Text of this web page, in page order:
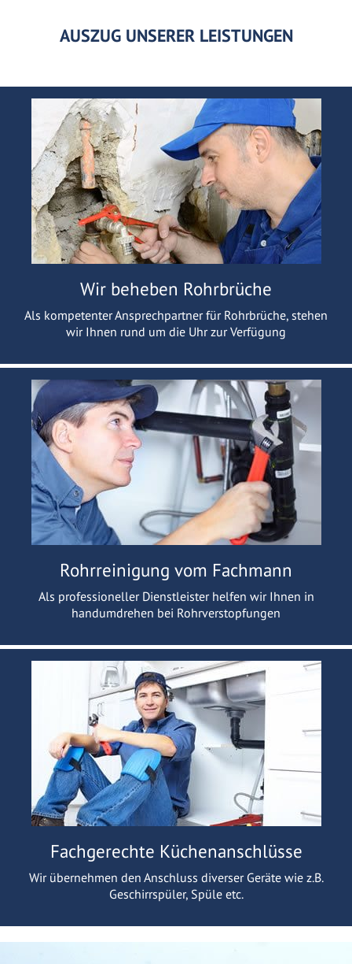
AUSZUG UNSERER LEISTUNGEN
Wir beheben Rohrbrüche
Als kompetenter Ansprechpartner für Rohrbrüche, stehen
wir Ihnen rund um die Uhr zur Verfügung
Rohrreinigung vom Fachmann
Als professioneller Dienstleister helfen wir Ihnen in
handumdrehen bei Rohrverstopfungen
Fachgerechte Küchenanschlüsse
Wir übernehmen den Anschluss diverser Geräte wie z.B.
Geschirrspüler, Spüle etc.